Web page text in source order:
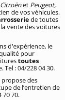
Citroënet Peugeot,
de vos véhicules.
de toutes
vente des voitures
d'expérience, le
pour
toutes
Tel : 04/228 04 30.
propose des
de l’entretien de
70 70.